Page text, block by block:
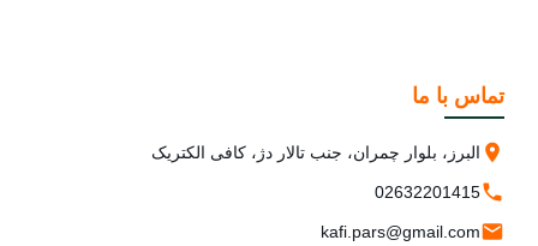
تماس با ما
البرز، بلوار چمران، جنب تالار دژ، کافی الکتریک
02632201415
kafi.pars@gmail.com